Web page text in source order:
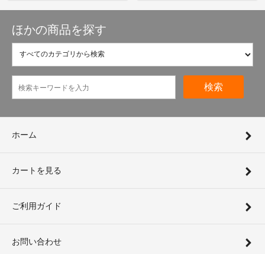
ほかの商品を探す
検索
ホーム
カートを見る
ご利用ガイド
お問い合わせ